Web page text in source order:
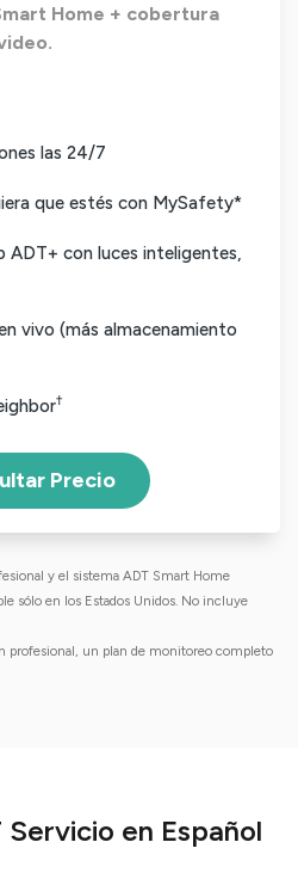
Home + cobertura
las 24/7
que estés con MySafety*
ADT+ con luces inteligentes,
vivo (más almacenamiento
†
Precio
y el sistema ADT Smart Home
sólo en los Estados Unidos. No incluye
profesional, un plan de monitoreo completo
en Español